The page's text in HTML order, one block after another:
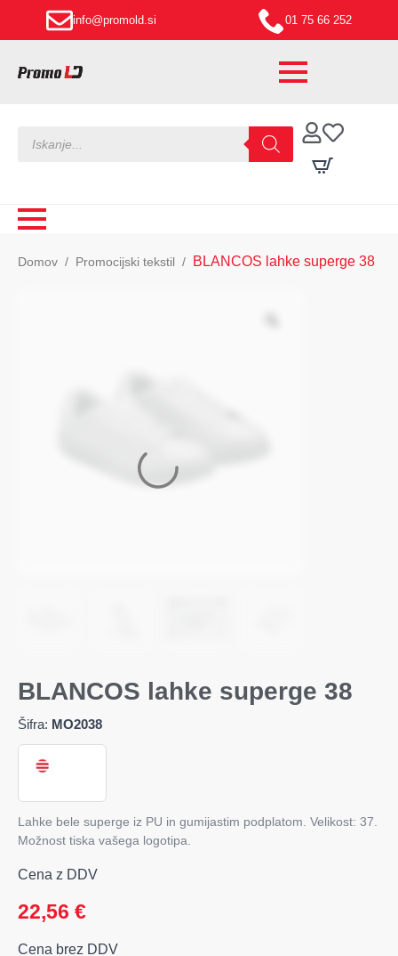
info@promold.si 01 75 66 252
search
Domov Promocijski tekstil BLANCOS lahke superge 38
BLANCOS lahke superge 38
Šifra: MO2038
Lahke bele superge iz PU in gumijastim podplatom. Velikost: 37.
Možnost tiska vašega logotipa.
Cena z DDV
22,56 €
Cena brez DDV